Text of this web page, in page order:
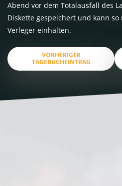
Abend vor dem Totalausfall des
Diskette gespeichert und kann
Verleger einhalten.
VORHERIGER
TAGEBUCHEINTRAG